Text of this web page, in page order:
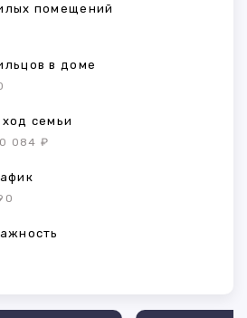
помещений
в доме
семьи
084 ₽